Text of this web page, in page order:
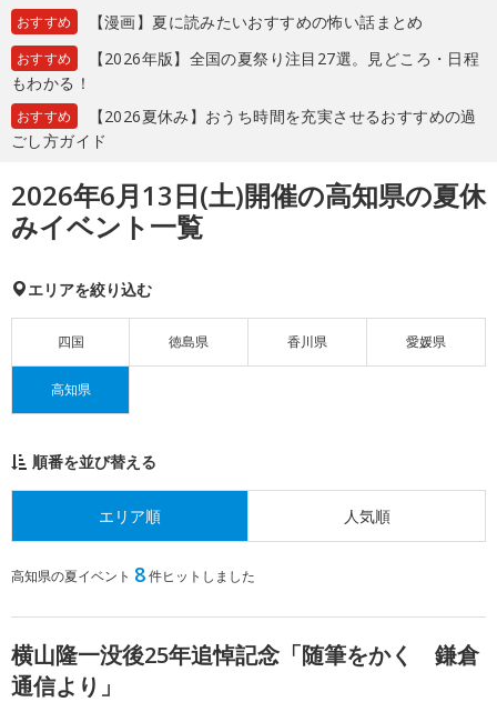
おすすめ 【漫画】夏に読みたいおすすめの怖い話まとめ
おすすめ
【2026年版】全国の夏祭り注目27選。見どころ・日程
もわかる！
おすすめ
【2026夏休み】おうち時間を充実させるおすすめの過
ごし方ガイド
2026年6月13日(土)開催の高知県の夏休
みイベント一覧
エリアを絞り込む
四国 徳島県 香川県 愛媛県
高知県
順番を並び替える
エリア順 人気順
高知県の夏イベント 8件ヒットしました
横山隆一没後25年追悼記念「随筆をかく 鎌倉
通信より」